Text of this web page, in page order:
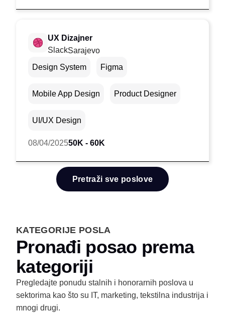
UX Dizajner
Sarajevo
Slack
Design System
Figma
Mobile App Design Product Designer
UI/UX Design
08/04/202550K - 60K
Pretraži sve poslove
KATEGORIJE POSLA
Pronađi posao prema
kategoriji
Pregledajte ponudu stalnih i honorarnih poslova u
sektorima kao što su IT, marketing, tekstilna industrija i
mnogi drugi.